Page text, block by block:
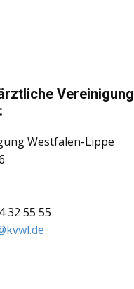
Vereinigung
Westfalen-Lippe
32 55 55